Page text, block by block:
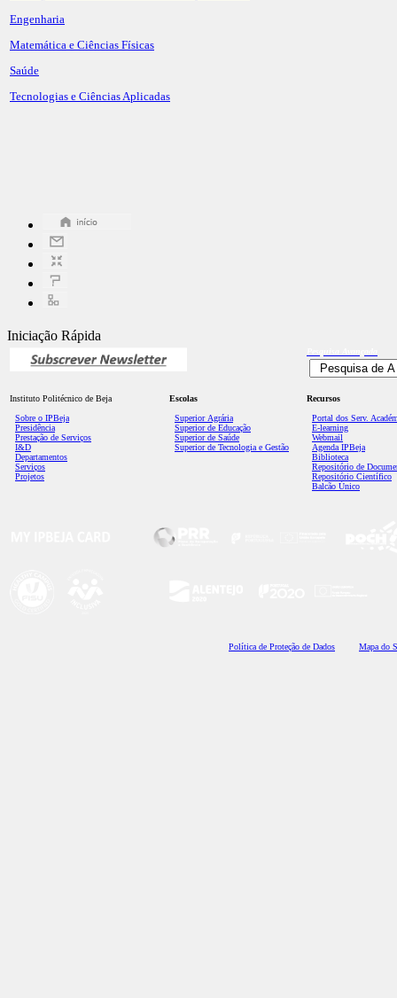
Engenharia
Matemática e Ciências Físicas
Saúde
Tecnologias e Ciências Aplicadas
Iniciação Rápida
Instituto Politécnico de Beja
Sobre o IPBeja
Presidência
Prestação de Serviços
I&D
Departamentos
Serviços
Projetos
Escolas
Superior Agrária
Superior de Educação
Superior de Saúde
Superior de Tecnologia e Gestão
Recursos
Portal dos Serv.
E-learning
Webmail
Agenda IPBeja
Biblioteca
Repositório de
Repositório Científico
Balcão Único
Política de Proteção de Dados Mapa do